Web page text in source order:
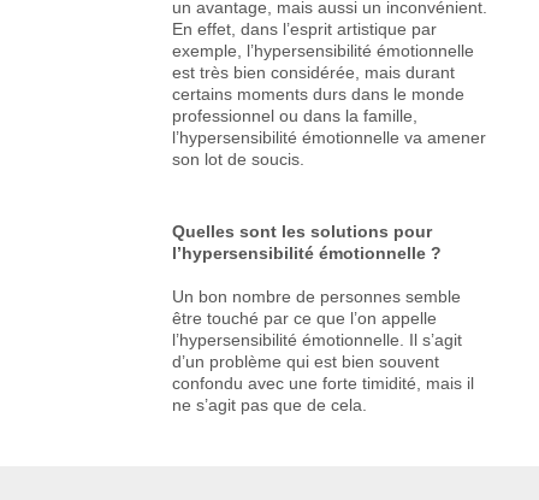
un avantage, mais aussi un inconvénient.
En effet, dans l’esprit artistique par
exemple, l’hypersensibilité émotionnelle
est très bien considérée, mais durant
certains moments durs dans le monde
professionnel ou dans la famille,
l’hypersensibilité émotionnelle va amener
son lot de soucis.
Quelles sont les solutions pour
l’hypersensibilité émotionnelle ?
Un bon nombre de personnes semble
être touché par ce que l’on appelle
l’hypersensibilité émotionnelle. Il s’agit
d’un problème qui est bien souvent
confondu avec une forte timidité, mais il
ne s’agit pas que de cela.